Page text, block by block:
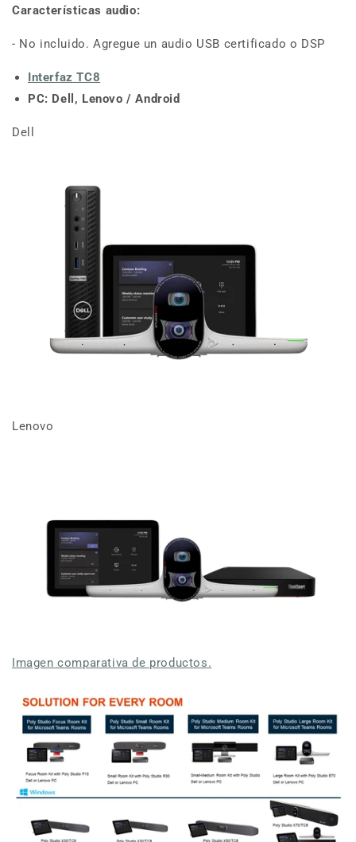
Características audio:
- No incluido. Agregue un audio USB certificado o DSP
Interfaz TC8
PC: Dell, Lenovo / Android
Dell
Lenovo
Imagen comparativa de productos.